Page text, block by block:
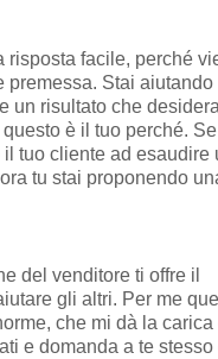
risposta facile, perché
premessa. Stai aiutando
un risultato che
è il tuo perché.
tuo cliente ad esaudire
tu stai proponendo
del venditore ti offre il
gli altri. Per me
che mi dà la carica
e domanda a te stesso